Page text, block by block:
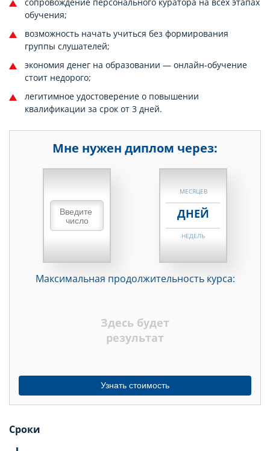
обучения;
возможность начать учиться без формирования
группы слушателей;
экономия денег на образовании — онлайн-обучение
стоит недорого;
легитимное удостоверение о повышении
квалификации за срок от 3 дней.
Мне нужен диплом через:
НЕДЕЛЬ
МЕСЯЦЕВ
ДНЕЙ
НЕДЕЛЬ
ДНЕЙ
Максимальная продолжительность курса:
Здесь будет
результат
Узнать стоимость
Сроки